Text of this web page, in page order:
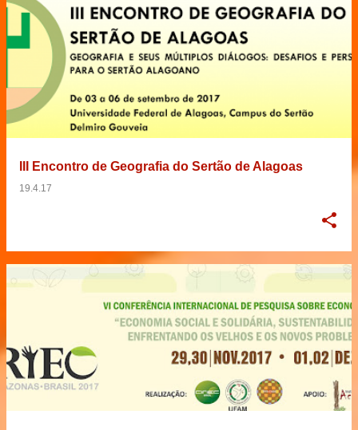
o
a
g
III Encontro de Geografia do Sertão de Alagoas
19.4.17